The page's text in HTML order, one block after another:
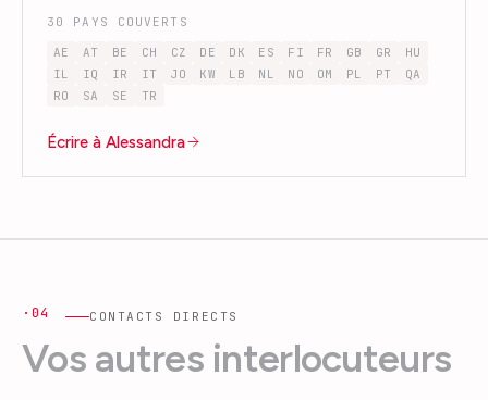
30
PAYS COUVERTS
AE
AT BE CH CZ DE DK ES FI FR GB GR
HU
IL
IQ IR IT JO KW LB NL NO OM PL PT
QA
RO
SA SE TR
Écrire à Alessandra
·04 CONTACTS DIRECTS
Vos autres interlocuteurs